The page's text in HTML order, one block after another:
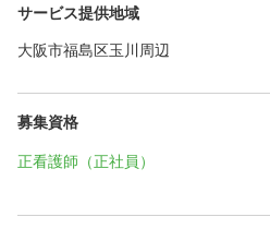
サービス提供地域
大阪市福島区玉川周辺
募集資格
正看護師（正社員）